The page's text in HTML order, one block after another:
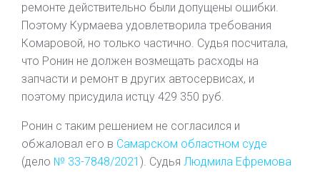
ремонте действительно были допущены ошибки.
Поэтому Курмаева удовлетворила требования
Комаровой, но только частично. Судья посчитала,
что Ронин не должен возмещать расходы на
запчасти и ремонт в других автосервисах, и
поэтому присудила истцу 429 350 руб.
Ронин с таким решением не согласился и
обжаловал его в Самарском областном суде
(дело № 33-7848/2021 ). Судья Людмила Ефремова